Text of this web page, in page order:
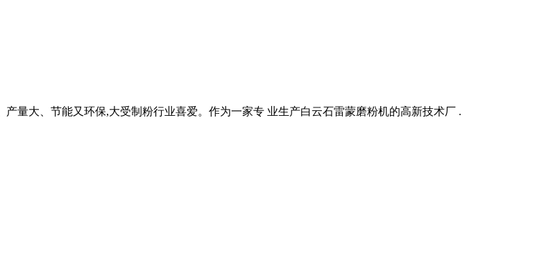
量大、节能又环保,大受制粉行业喜爱。作为一家专 业生产白云石雷蒙磨粉机的高新技术厂 .